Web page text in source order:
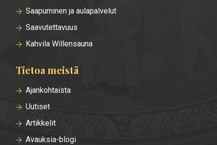
Saapuminen ja aulapalvelut
Saavutettavuus
Kahvila Willensauna
Tietoa meistä
Ajankohtaista
Uutiset
Artikkelit
Avauksia-blogi